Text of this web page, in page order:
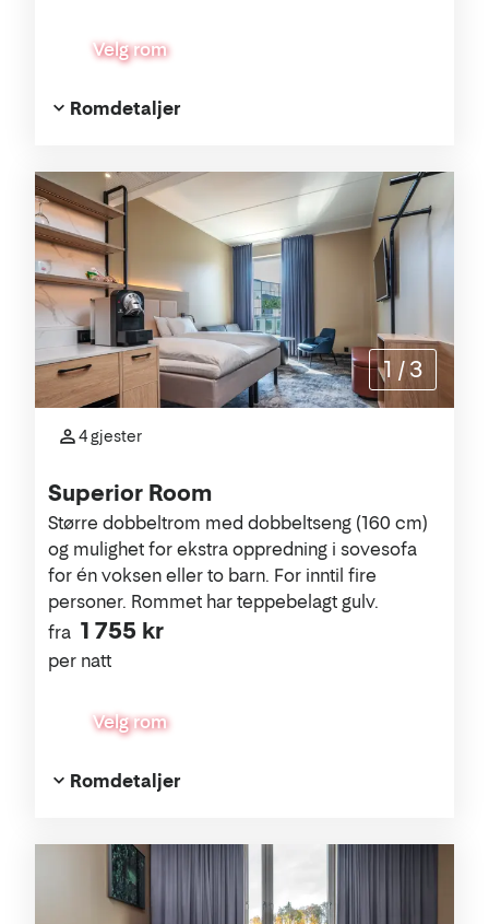
Velg rom
Romdetaljer
Superior Room
fra 1 755 kr
per natt
Større dobbeltrom med dobbeltseng (160 cm)
og mulighet for ekstra oppredning i sovesofa
for én voksen eller to barn. For inntil fire
personer. Rommet har teppebelagt gulv.
Velg rom
4 gjester
Romdetaljer
1 /3